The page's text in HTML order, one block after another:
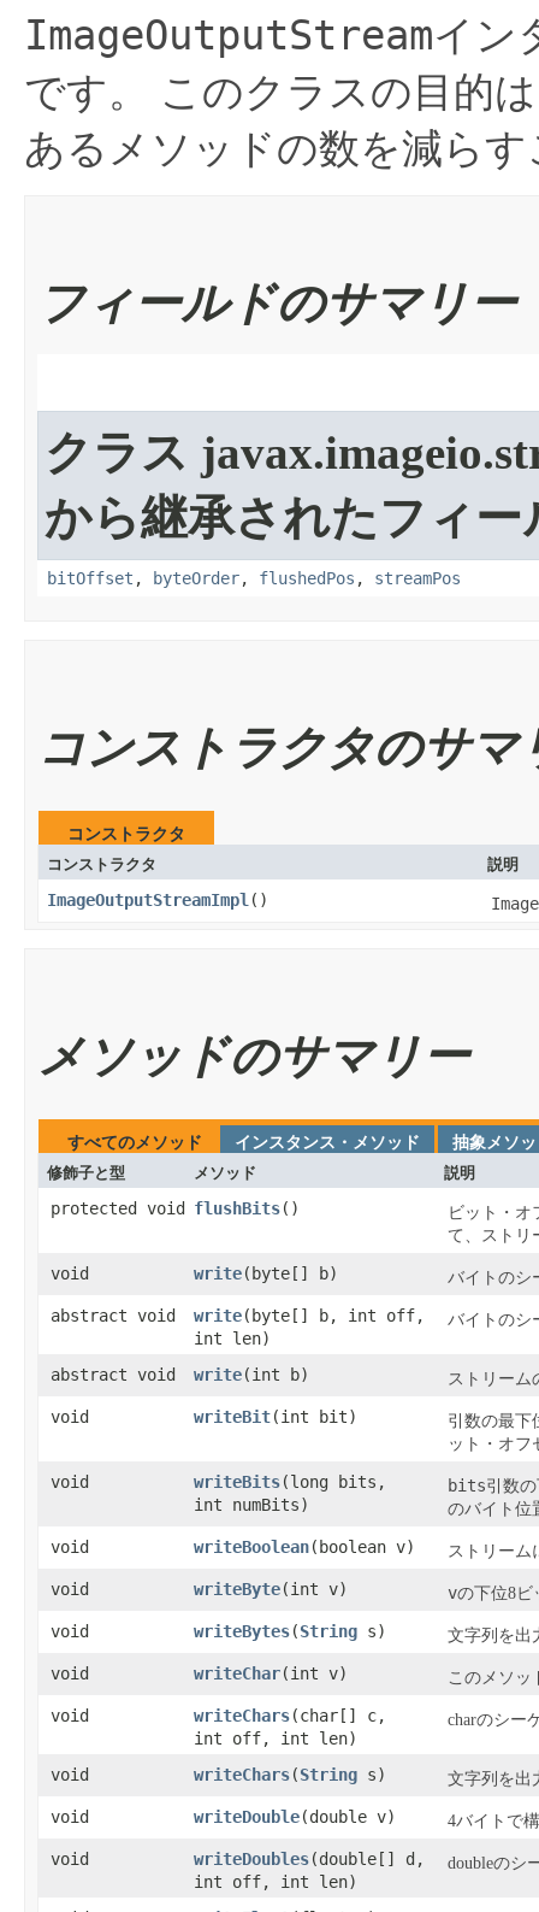
ImageOutputStreamイン
です。
このクラスの目的
あるメソッドの数を減ら
フィールドのサマリー
クラス
から継承されたフィー
bitOffset , byteOrder, flushedPos , streamPos
コンストラクタのサマ
コンストラクタ
コンストラクタ
説明
ImageOutputStreamImpl ​()
メソッドのサマリー
すべてのメソッド インスタンス・メソッド
抽象メソ
修飾子と型
メソッド 説明
protected void flushBits​()
ビット・オ
て、ストリ
void write​(byte[] b) バイトのシ
abstract void write​(byte[] b, int off,
int len)
バイトのシ
abstract void write​(int b) ストリーム
void writeBit​(int bit)
引数の最下
ット・オフ
void writeBits​(long bits,
int numBits)
bits引数
のバイト位
void writeBoolean​(boolean v) ストリーム
void writeByte​(int v) vの下位8ビ
void writeBytes​(String s) 文字列を出
void writeChar​(int v) このメソッ
void writeChars​(char[] c,
int off, int len)
charのシー
void writeChars​(String s) 文字列を出
void writeDouble​(double v) 4バイトで
void writeDoubles​(double[] d,
int off, int len)
doubleのシ